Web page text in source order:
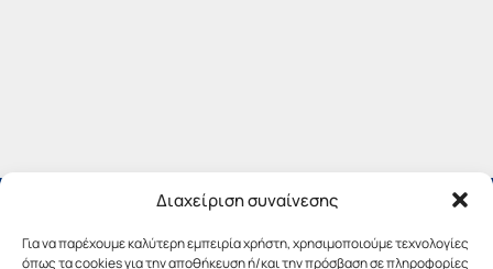
Διαχείριση συναίνεσης
Για να παρέχουμε καλύτερη εμπειρία χρήστη, χρησιμοποιούμε τεχνολογίες
όπως τα cookies για την αποθήκευση ή/και την πρόσβαση σε πληροφορίες